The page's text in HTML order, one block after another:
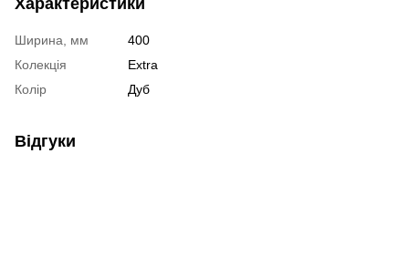
Ширина, мм
400
Колекція
Extra
Колір
Дуб
Відгуки